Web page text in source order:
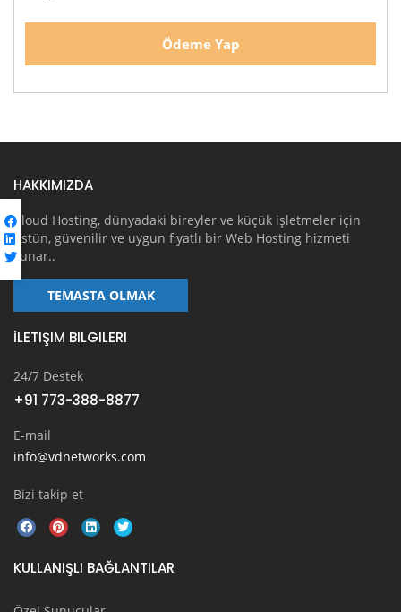
Ödeme Yap
HAKKIMIZDA
Cloud Hosting, dünyadaki bireyler ve küçük işletmeler için
üstün, güvenilir ve uygun fiyatlı bir Web Hosting hizmeti
sunar..
TEMASTA OLMAK
İLETIŞIM BILGILERI
24/7 Destek
+91 773-388-8877
E-mail
info@vdnetworks.com
Bizi takip et
KULLANIŞLI BAĞLANTILAR